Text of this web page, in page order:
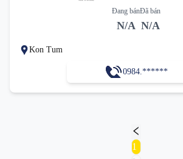
Đang bán
N/A
Đã bán
N/A
Kon Tum
0984.******
1